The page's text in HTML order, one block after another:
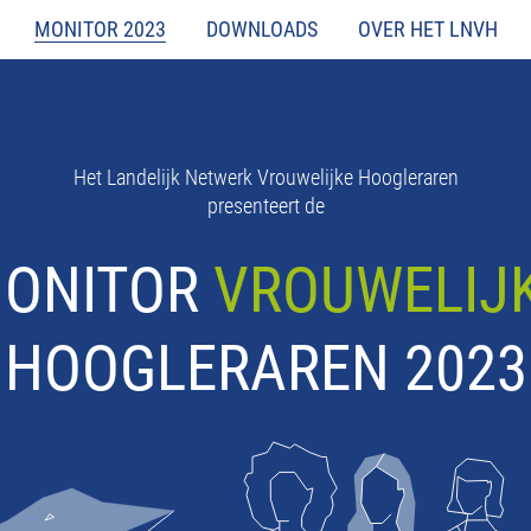
MONITOR 2023 DOWNLOADS OVER HET LNVH
Het Landelijk Netwerk Vrouwelijke Hoogleraren
presenteert de
HOOGLERAREN 2023